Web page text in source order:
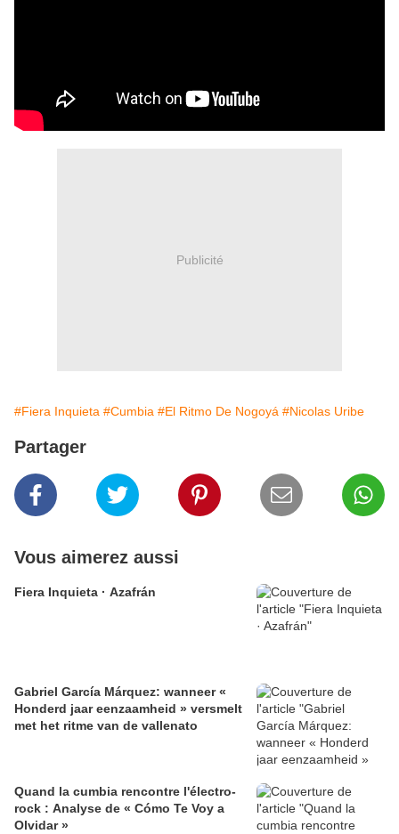
Publicité
#Fiera Inquieta #Cumbia #El Ritmo De Nogoyá #Nicolas Uribe
Partager
Vous aimerez aussi
Fiera Inquieta · Azafrán
Gabriel García Márquez: wanneer «
Honderd jaar eenzaamheid » versmelt
met het ritme van de vallenato
​Quand la cumbia rencontre l'électro-
rock : Analyse de « Cómo Te Voy a
Olvidar »